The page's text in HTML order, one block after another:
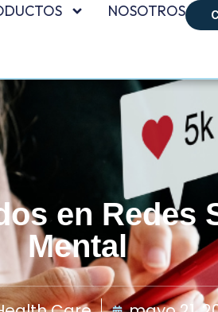
NOSOTROS
en Redes
Mental